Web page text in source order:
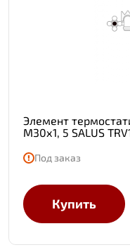
Элемент
М30х1, 5 SALUS
Под заказ
Купить